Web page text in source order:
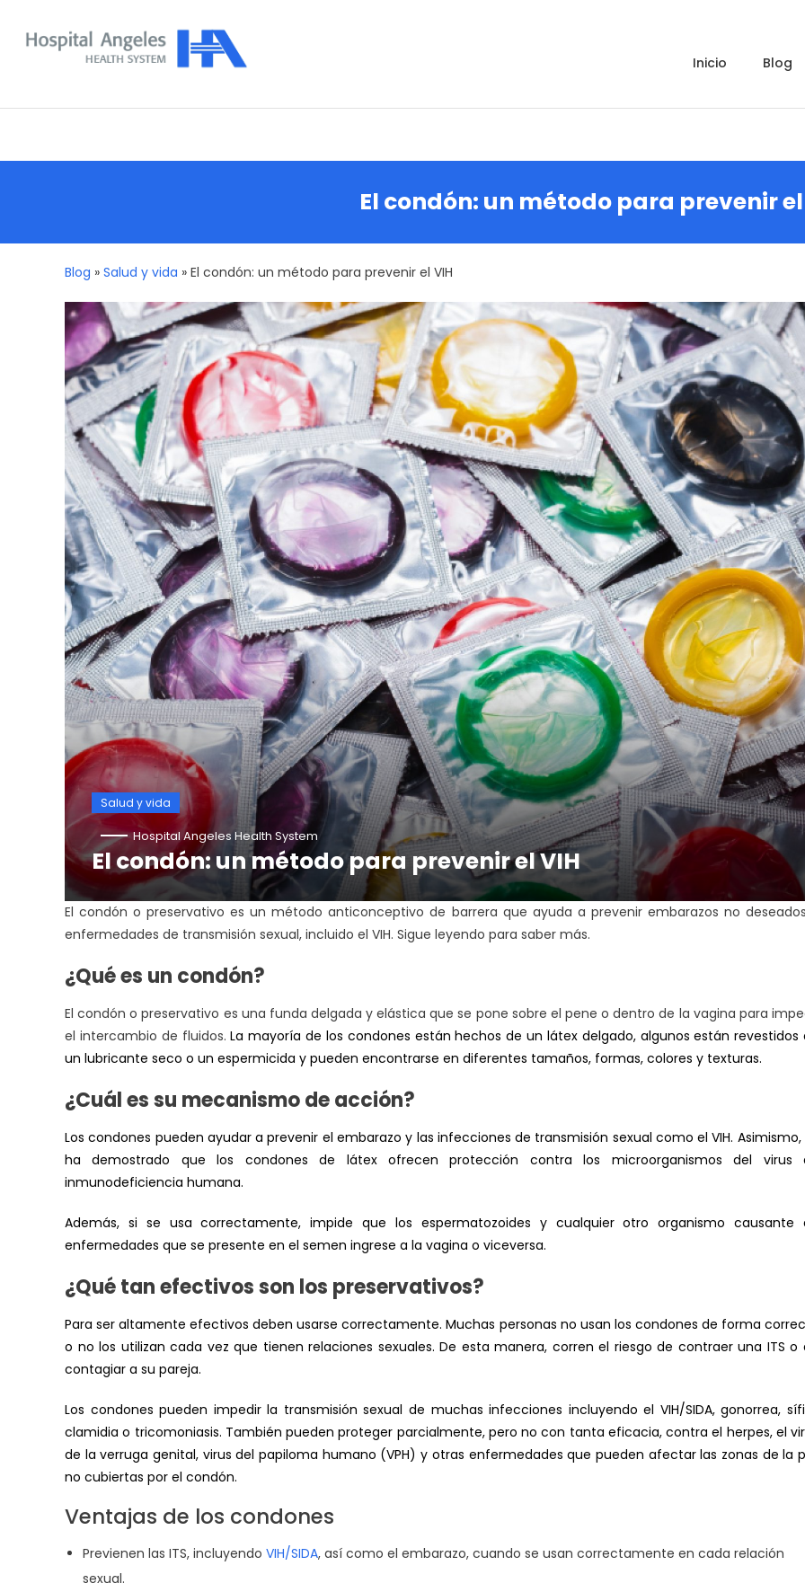
inicio blog
El condón: un método para prevenir el
Blog » Salud y vida » El condón: un método para prevenir el VIH
Salud y vida
Hospital Angeles Health System
El condón: un método para prevenir el VIH
El condón o preservativo es un método anticonceptivo de barrera que ayuda a prevenir embarazos no
enfermedades de transmisión sexual, incluido el VIH. Sigue leyendo para saber más.
¿Qué es un condón?
El condón o preservativo es una funda delgada y elástica que se pone sobre el pene o dentro de la vagina para
el intercambio de fluidos.La mayoría de los condones están hechos de un látex delgado, algunos están revestidos
un lubricante seco o un espermicida y pueden encontrarse en diferentes tamaños, formas, colores y texturas.
¿Cuál es su mecanismo de acción?
Los condones pueden ayudar a prevenir el embarazo y las infecciones de transmisión sexual como elVIH. Asimismo,
ha demostrado que los condones de látex ofrecen protección contra los microorganismos del virus
inmunodeficiencia humana.
Además, si se usa correctamente, impide que los espermatozoides y cualquier otro organismo causante
enfermedades que se presente en el semen ingrese a la vagina o viceversa.
¿Qué tan efectivos son los preservativos?
Para ser altamente efectivos deben usarse correctamente. Muchas personas no usan los condones de forma
o no los utilizan cada vez que tienen relaciones sexuales. De esta manera, corren el riesgo de contraer una ITS o
contagiar a su pareja.
Los condones pueden impedir la transmisión sexual de muchas infecciones incluyendo el VIH/SIDA, gonorrea,
clamidia o tricomoniasis. También pueden proteger parcialmente, pero no con tanta eficacia, contra el herpes, el
de la verruga genital, virus del papiloma humano (VPH) y otras enfermedades que pueden afectar las zonas de la
no cubiertas por el condón.
Ventajas de los condones
Previenen las ITS, incluyendo VIH/SIDA, así como el embarazo, cuando se usan correctamente en cada relación
sexual.